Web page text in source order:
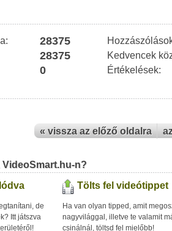
28375
28375 Kedvencek
0 Értékelések:
« vissza az előző oldalra
VideoSmart.hu-n?
de
Itt játszva
Tölts fel videótippet
Ha van olyan tipped, amit
nagyvilággal, illetve te valamit
csinálnál, töltsd fel mielőbb!